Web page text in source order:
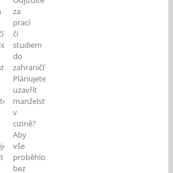
textu
s
názvem
Když
je
potřeba
apostila
či
superlegalizace
dokumentů
za
prací
či
studiem
do
zahraničí?
Plánujete
uzavřít
manželství
v
cizině?
Aby
vše
proběhlo
bez